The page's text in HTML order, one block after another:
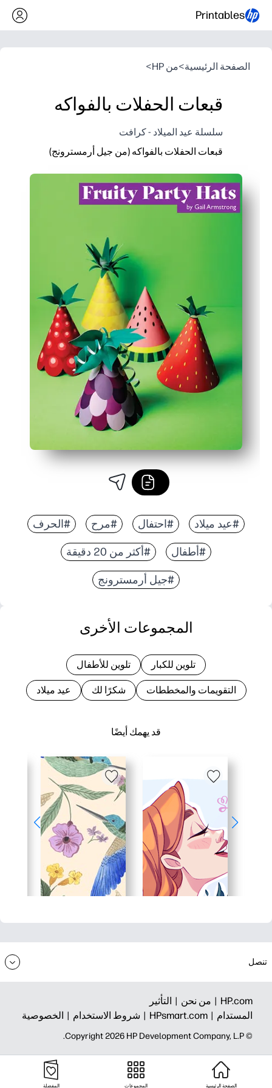
Printables
الصفحة الرئيسية>من HP >
قبعات الحفلات بالفواكه
سلسلة عيد الميلاد - كرافت
قبعات الحفلات بالفواكه (من جيل أرمسترونج)
#عيد ميلاد #احتفال #مرح #الحرف
#أطفال #أكثر من 20 دقيقة
#جيل أرمسترونج
قد يهمك أيضًا
المجموعات الأخرى
تلوين للكبار تلوين للأطفال
التقويمات والمخططات شكرًا لك عيد ميلاد
تنصل
HP.com | من نحن | التأثير
المستدام | HPsmart.com | شروط الاستخدام | الخصوصية
© Copyright 2026 HP Development Company, L.P.
الصفحة الرئيسية المجموعات المفضلة